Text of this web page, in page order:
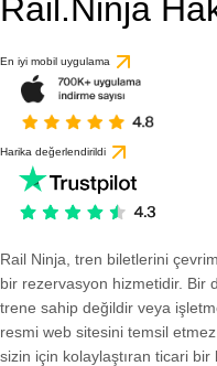
Rail.Ninja
En iyi mobil uygulama
Harika değerlendirildi
Rail Ninja, tren biletlerini
bir rezervasyon hizmetidir. Bir
trene sahip değildir veya
resmi web sitesini temsil
sizin için kolaylaştıran ticari bir